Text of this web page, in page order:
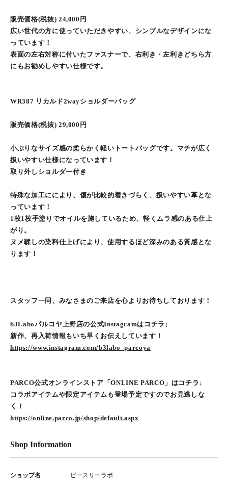
販売価格(税抜) 24,000円
広い世代の方に使っていただきやすい、シンプルなデザインにな
っています！
表面の左右対称に付いたファスナーで、右利き・左利きどちら方
にもお勧めしやすい仕様です。
WR387 リカルド2wayショルダーバッグ
販売価格(税抜) 29,000円
小ぶりなサイズ感の柔らかく軽いトートバッグです。マチが広く
扱いやすい仕様になっています！
取り外しショルダー付き
特殊な加工ににより、傷が比較的着きづらく、扱いやすい革とな
っています！
1枚1枚手塗りでオイルを施しているため、軽くムラ感のある仕上
がり。
ヌメ鞣しの染料仕上げにより、使用するほど深みのある質感とな
ります！
スタッフ一同、みなさまのご来店を心よりお待ちしております！
b3Laboパルコヤ上野店の公式Instagramはコチラ↓
新作、再入荷情報もいち早くお伝えしています！
https://www.instagram.com/b3labo_parcoya
PARCO公式オンラインストア「ONLINE PARCO」はコチラ↓
コラボアイテムや限定アイテムも登場予定ですのでお見逃しな
く！
https://online.parco.jp/shop/default.aspx
Shop Information
ショップ名 ビースリーラボ